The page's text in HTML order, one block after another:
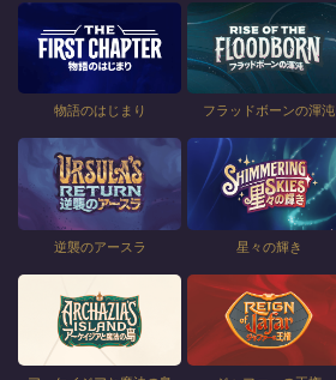
物語のはじまり フラッドボーンの渾沌
逆襲のアースラ 星々の輝き